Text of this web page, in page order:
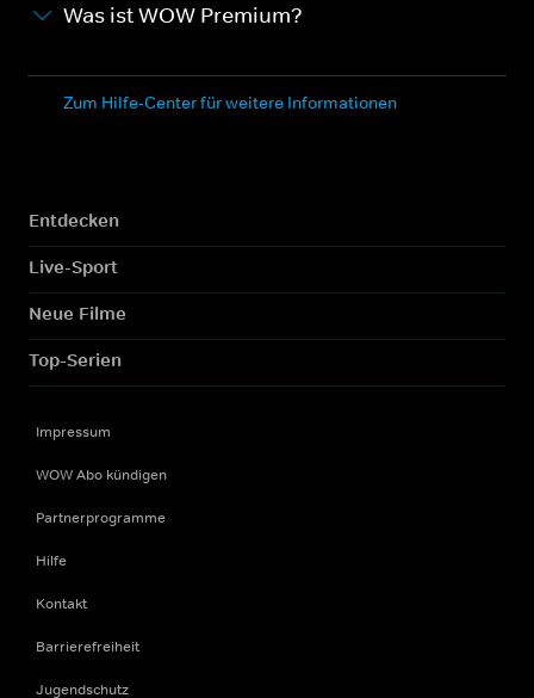
Was ist WOW Premium?
Zum Hilfe-Center für weitere Informationen
Entdecken
Live-Sport
Neue Filme
Top-Serien
Impressum
WOW Abo kündigen
Partnerprogramme
Hilfe
Kontakt
Barrierefreiheit
Jugendschutz